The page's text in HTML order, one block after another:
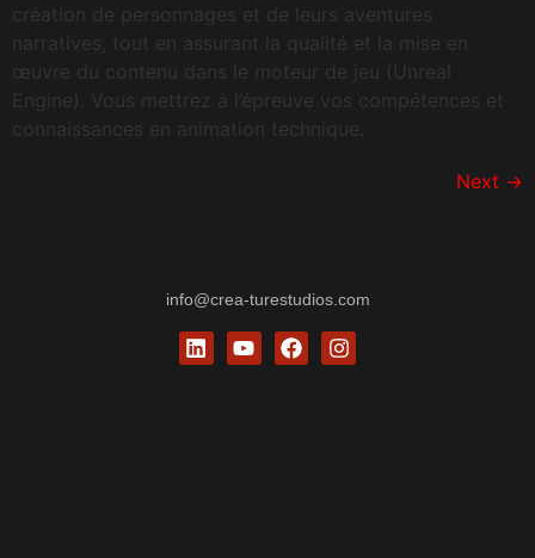
création de personnages et de leurs aventures
narratives, tout en assurant la qualité et la mise en
œuvre du contenu dans le moteur de jeu (Unreal
Engine). Vous mettrez à l’épreuve vos compétences et
connaissances en animation technique.
Next →
info@crea-turestudios.com